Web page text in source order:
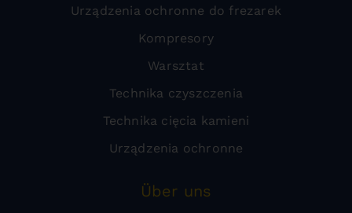
Urządzenia ochronne do frezarek
Kompresory
Warsztat
Technika czyszczenia
Technika cięcia kamieni
Urządzenia ochronne
Über uns